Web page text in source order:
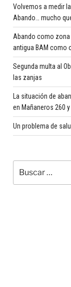
Volvemos a medir
Abando… mucho
Abando como zona
antigua BAM como
Segunda multa al
las zanjas
La situación de
en Mañaneros 260
Un problema de
por: